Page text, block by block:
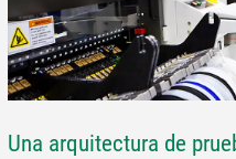
Una arquitectura de